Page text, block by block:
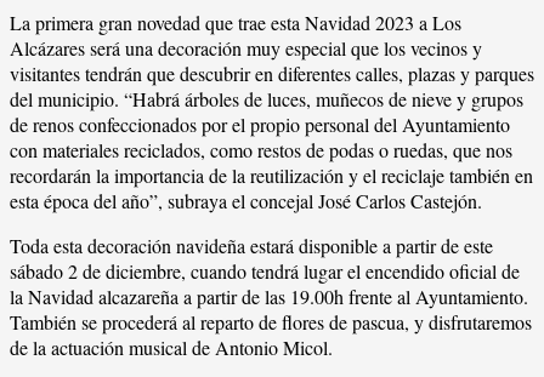
La primera gran novedad que trae esta Navidad 2023 a Los
Alcázares será una decoración muy especial que los vecinos y
visitantes tendrán que descubrir en diferentes calles, plazas y parques
del municipio. “Habrá árboles de luces, muñecos de nieve y grupos
de renos confeccionados por el propio personal del Ayuntamiento
con materiales reciclados, como restos de podas o ruedas, que nos
recordarán la importancia de la reutilización y el reciclaje también en
esta época del año”, subraya el concejal José Carlos Castejón.
Toda esta decoración navideña estará disponible a partir de este
sábado 2 de diciembre, cuando tendrá lugar el encendido oficial de
la Navidad alcazareña a partir de las 19.00h frente al Ayuntamiento.
También se procederá al reparto de flores de pascua, y disfrutaremos
de la actuación musical de Antonio Micol.